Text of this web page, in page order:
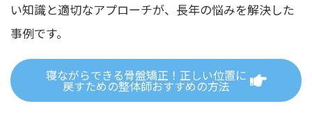
い知識と適切なアプローチが、長年の悩みを解決した
事例です。
寝ながらできる骨盤矯正！正しい位置に
戻すための整体師おすすめの方法